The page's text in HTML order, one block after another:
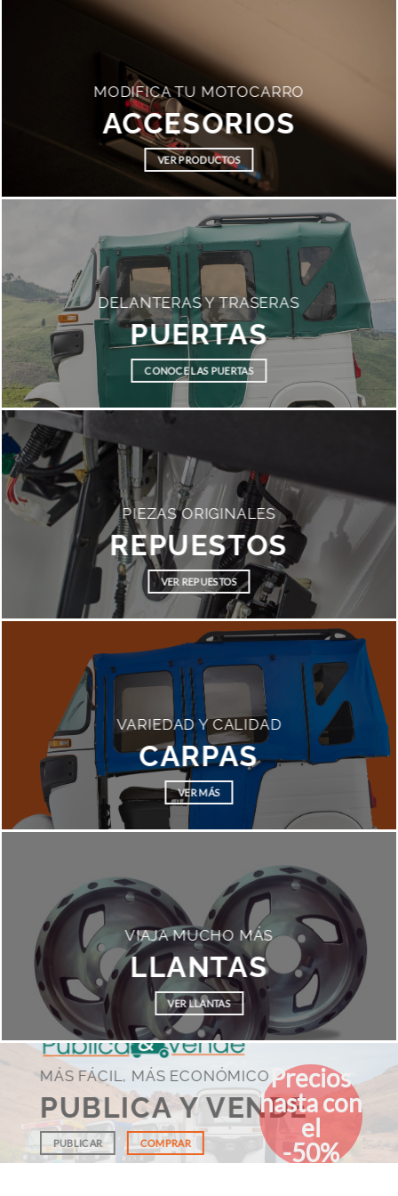
MODIFICA TU MOTOCARRO
ACCESORIOS
VER PRODUCTOS
DELANTERAS Y TRASERAS
PUERTAS
CONOCE LAS PUERTAS
PIEZAS ORIGINALES
REPUESTOS
VER REPUESTOS
VARIEDAD Y CALIDAD
CARPAS
VER MÁS
VIAJA MUCHO MÁS
LLANTAS
VER LLANTAS
MÁS FÁCIL, MÁS ECONÓMICO
PUBLICA Y VENDE
PUBLICAR COMPRAR
Precios
hasta con
el
-50%